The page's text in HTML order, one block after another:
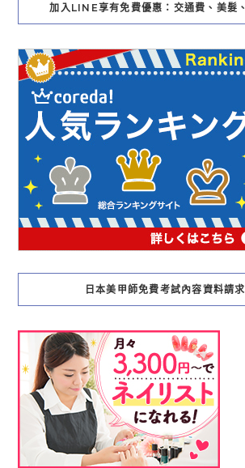
加入LINE享有免費優惠：交通費、美髮
日本美甲師免費考試內容資料請